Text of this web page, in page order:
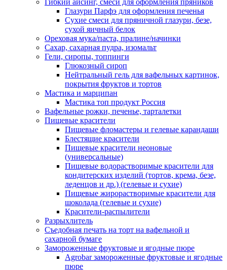
Гибкий айсинг, смеси для оформления пряников
Глазури Парфэ для оформления печенья
Сухие смеси для пряничной глазури, безе,
сухой яичный белок
Ореховая мука/паста, пралине/начинки
Сахар, сахарная пудра, изомальт
Гели, сиропы, топпинги
Глюкозный сироп
Нейтральный гель для вафельных картинок,
покрытия фруктов и тортов
Мастика и марципан
Мастика топ продукт Россия
Вафельные рожки, печенье, тарталетки
Пищевые красители
Пищевые фломастеры и гелевые карандаши
Блестящие красители
Пищевые красители неоновые
(универсальные)
Пищевые водорастворимые красители для
кондитерских изделий (тортов, крема, безе,
леденцов и др.) (гелевые и сухие)
Пищевые жирорастворимые красители для
шоколада (гелевые и сухие)
Красители-распылители
Разрыхлитель
Съедобная печать на торт на вафельной и
сахарной бумаге
Замороженные фруктовые и ягодные пюре
Agrobar замороженные фруктовые и ягодные
пюре